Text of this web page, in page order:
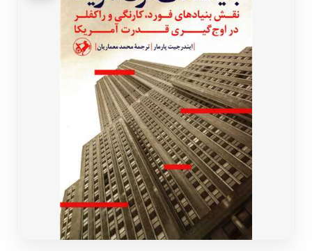
کودک و نوجوان
علوم اجتماعی
ادیان و اساطیر
مرجع و علمی
ادبیات روسیه
ادبیات آمریکای لاتین
ادبیات آلمان
ادبیات ترکیه
ادبیات آسیا
سایر کشورهای اروپا
داستان کوتاه
شعر و متون کهن